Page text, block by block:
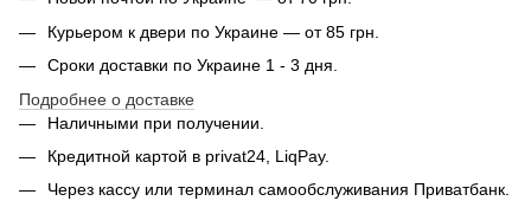
Курьером к двери по Украине — от 85 грн.
Сроки доставки по Украине 1 - 3 дня.
Подробнее о доставке
Наличными при получении.
Кредитной картой в privat24, LiqPay.
Через кассу или терминал самообслуживания Приватбанк.